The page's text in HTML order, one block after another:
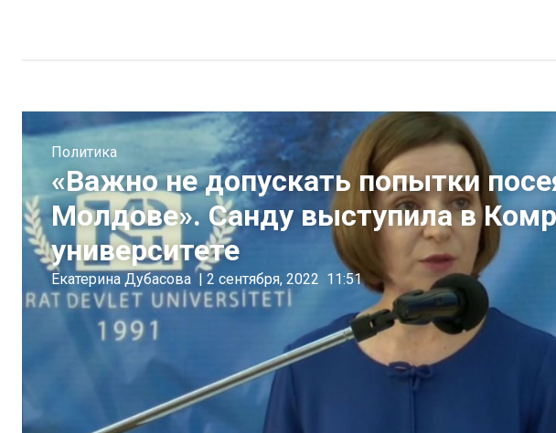
Политика
«Важно не допускать попытки
Молдове». Санду выступила в
университете
Екатерина Дубасова | 2 сентября, 2022 11:51